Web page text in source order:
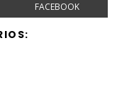
FACEBOOK